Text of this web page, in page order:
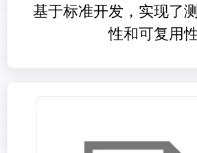
基于标准开发，实现了
性和可复用